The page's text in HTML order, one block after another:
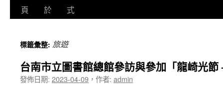
頁
於
式
標籤彙整: 旅遊
台南市立圖書館總館參訪與參加「龍崎光節
發佈日期: 2023-04-09 ， 作者: admin